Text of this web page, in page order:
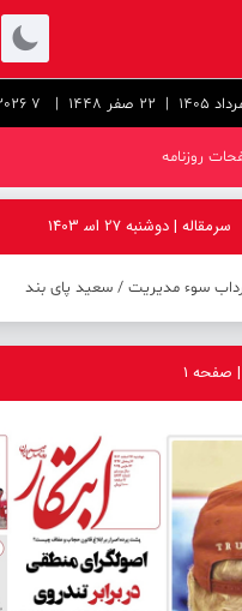
22 صفر 1448 | 7 August 2026
روزنامه
سرمقاله | دوشنبه 27 اس‍ 1403
سوء مدیریت / سعید پای بند